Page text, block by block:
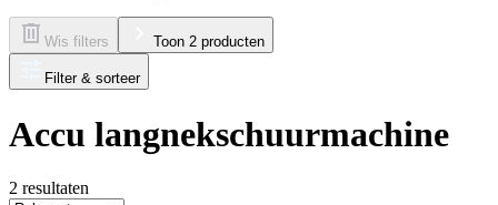
Wis filters Toon 2 producten
Filter & sorteer
Accu langnekschuurmachine
2 resultaten